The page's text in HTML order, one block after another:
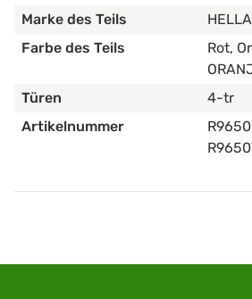
Marke des Teils
HELLA
Farbe des Teils
Rot,
Türen
4-tr
Artikelnummer